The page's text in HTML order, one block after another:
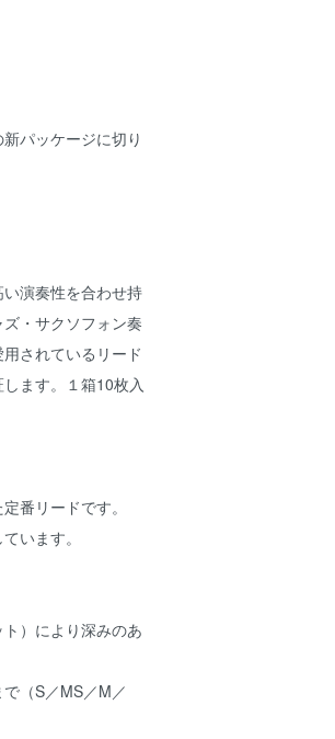
パッケージに切り
演奏性を合わせ持
・サクソフォン奏
されているリード
ます。１箱10枚入
番リードです。
います。
）により深みのあ
（S／MS／M／